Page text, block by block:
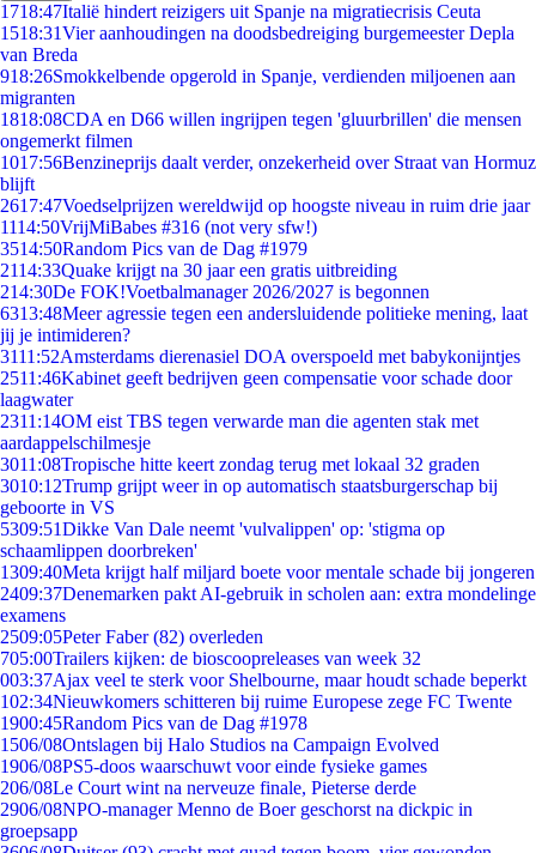
1718:47Italië hindert reizigers uit Spanje na migratiecrisis Ceuta
1518:31Vier aanhoudingen na doodsbedreiging burgemeester Depla
van Breda
918:26Smokkelbende opgerold in Spanje, verdienden miljoenen aan
migranten
1818:08CDA en D66 willen ingrijpen tegen 'gluurbrillen' die mensen
ongemerkt filmen
1017:56Benzineprijs daalt verder, onzekerheid over Straat van Hormuz
blijft
2617:47Voedselprijzen wereldwijd op hoogste niveau in ruim drie jaar
1114:50VrijMiBabes #316 (not very sfw!)
3514:50Random Pics van de Dag #1979
2114:33Quake krijgt na 30 jaar een gratis uitbreiding
214:30De FOK!Voetbalmanager 2026/2027 is begonnen
6313:48Meer agressie tegen een andersluidende politieke mening, laat
jij je intimideren?
3111:52Amsterdams dierenasiel DOA overspoeld met babykonijntjes
2511:46Kabinet geeft bedrijven geen compensatie voor schade door
laagwater
2311:14OM eist TBS tegen verwarde man die agenten stak met
aardappelschilmesje
3011:08Tropische hitte keert zondag terug met lokaal 32 graden
3010:12Trump grijpt weer in op automatisch staatsburgerschap bij
geboorte in VS
5309:51Dikke Van Dale neemt 'vulvalippen' op: 'stigma op
schaamlippen doorbreken'
1309:40Meta krijgt half miljard boete voor mentale schade bij jongeren
2409:37Denemarken pakt AI-gebruik in scholen aan: extra mondelinge
examens
2509:05Peter Faber (82) overleden
705:00Trailers kijken: de bioscoopreleases van week 32
003:37Ajax veel te sterk voor Shelbourne, maar houdt schade beperkt
102:34Nieuwkomers schitteren bij ruime Europese zege FC Twente
1900:45Random Pics van de Dag #1978
1506/08Ontslagen bij Halo Studios na Campaign Evolved
1906/08PS5-doos waarschuwt voor einde fysieke games
206/08Le Court wint na nerveuze finale, Pieterse derde
2906/08NPO-manager Menno de Boer geschorst na dickpic in
groepsapp